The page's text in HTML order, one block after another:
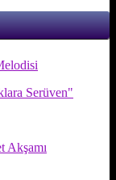
Serüven"
Akşamı